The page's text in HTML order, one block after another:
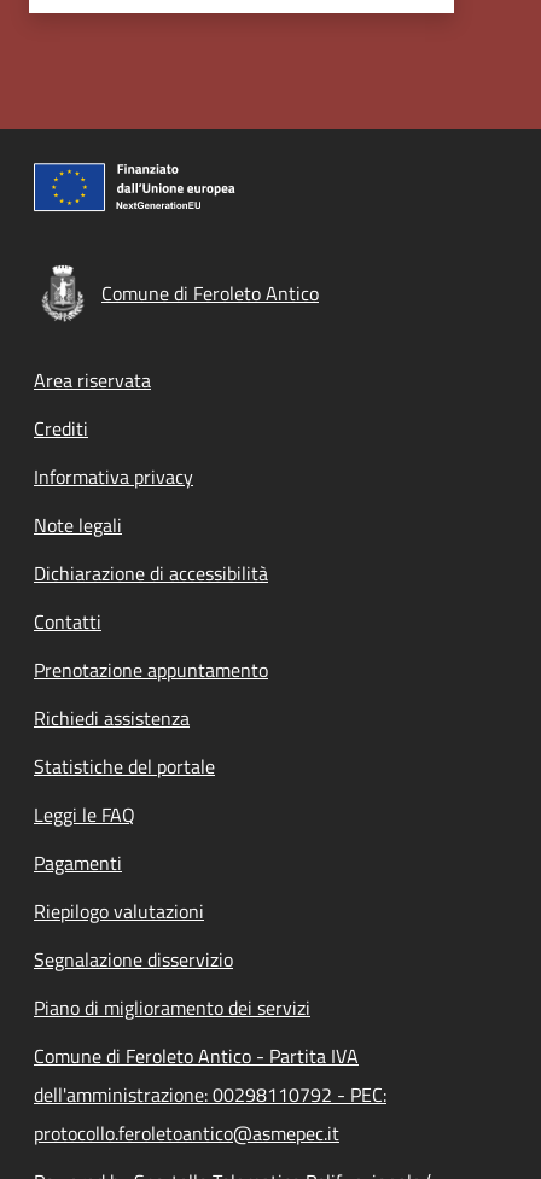
Comune di Feroleto Antico
Footer menu
Area riservata
Crediti
Informativa privacy
Note legali
Dichiarazione di accessibilità
Contatti
Prenotazione appuntamento
Richiedi assistenza
Statistiche del portale
Leggi le FAQ
Pagamenti
Riepilogo valutazioni
Segnalazione disservizio
Piano di miglioramento dei servizi
Comune di Feroleto Antico - Partita IVA
dell'amministrazione: 00298110792 - PEC:
protocollo.feroletoantico@asmepec.it